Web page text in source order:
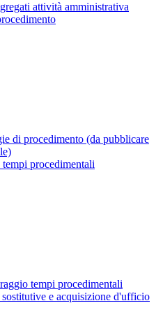
attività amministrativa
di procedimento (da pubblicare
procedimentali
tempi procedimentali
e acquisizione d'ufficio